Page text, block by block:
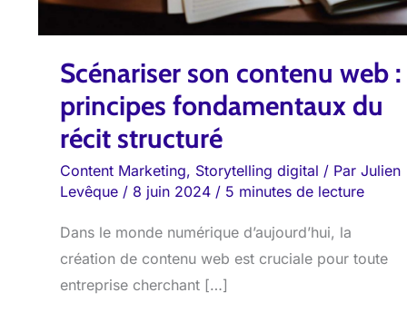
Scénariser son contenu web :
principes fondamentaux du
récit structuré
Content Marketing, Storytelling digital / Par Julien
Levêque / 8 juin 2024 / 5 minutes de lecture
Dans le monde numérique d’aujourd’hui, la
création de contenu web est cruciale pour toute
entreprise cherchant […]